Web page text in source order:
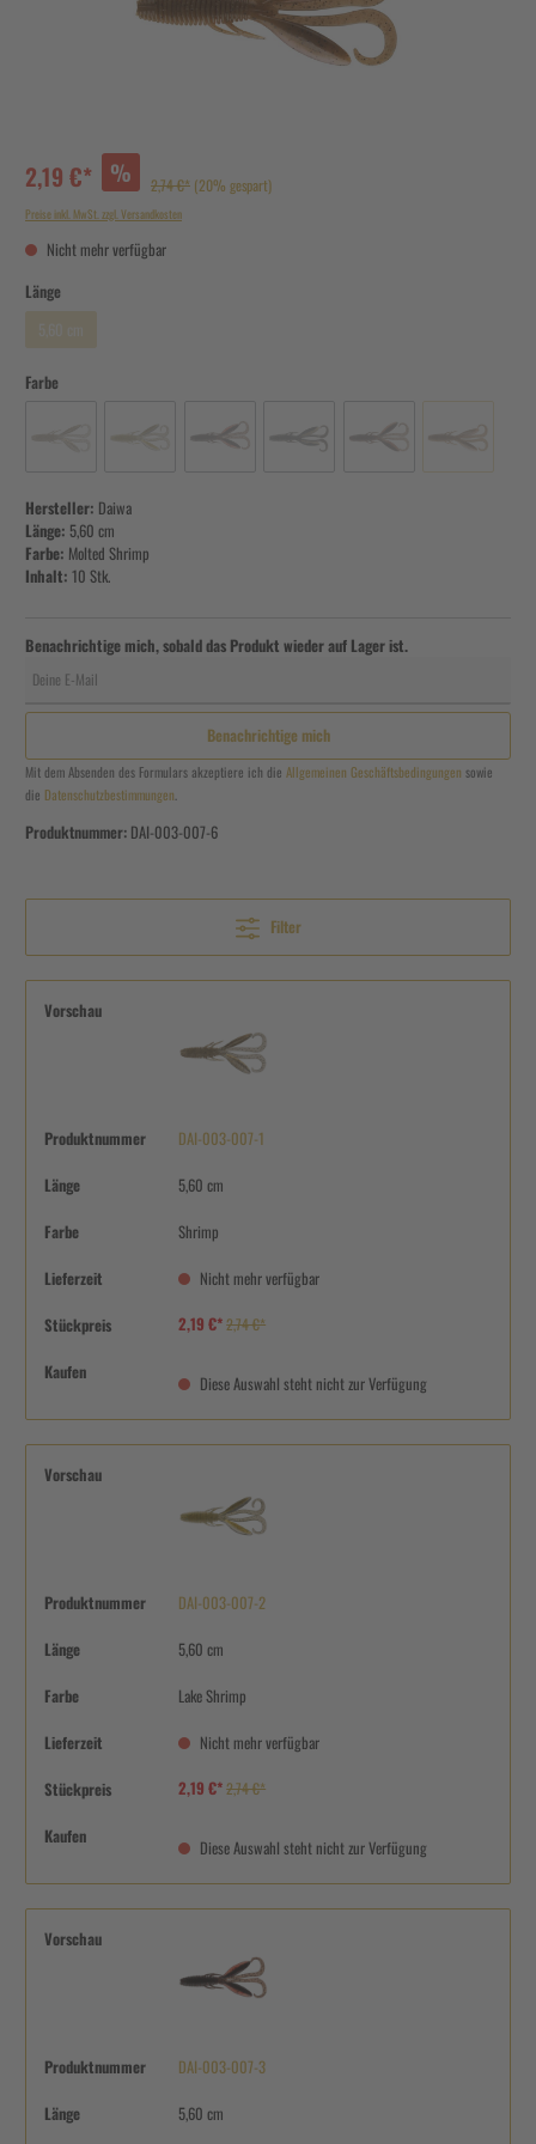
2,19 €* % 2,74 €* (20% gespart)
Preise inkl. MwSt. zzgl. Versandkosten
Nicht mehr verfügbar
Länge
Farbe
Hersteller: Daiwa
Länge: 5,60 cm
Farbe: Molted Shrimp
Inhalt: 10 Stk.
Benachrichtige mich, sobald das Produkt wieder auf Lager ist.
Benachrichtige mich
Mit dem Absenden des Formulars akzeptiere ich die Allgemeinen Geschäftsbedingungen sowie
die Datenschutzbestimmungen.
Produktnummer: DAI-003-007-6
Filter
Vorschau
Produktnummer DAI-003-007-1
Länge 5,60 cm
Farbe Shrimp
Lieferzeit Nicht mehr verfügbar
Stückpreis 2,19 €*2,74 €*
Kaufen
Diese Auswahl steht nicht zur Verfügung
Vorschau
Produktnummer DAI-003-007-2
Länge 5,60 cm
Farbe Lake Shrimp
Lieferzeit Nicht mehr verfügbar
Stückpreis 2,19 €*2,74 €*
Kaufen
Diese Auswahl steht nicht zur Verfügung
Vorschau
Produktnummer DAI-003-007-3
Länge 5,60 cm